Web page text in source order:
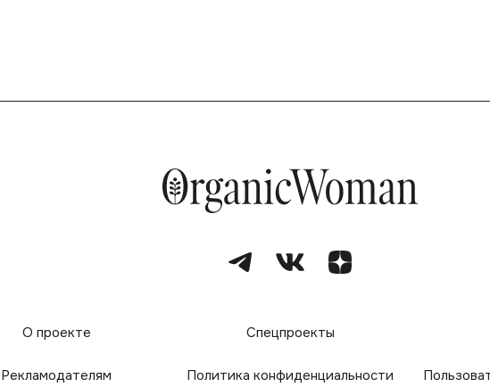
О проекте Спецпроекты
Рекламодателям Политика конфиденциальности